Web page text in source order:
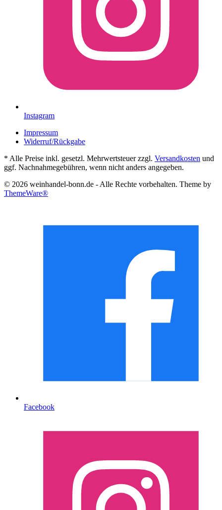
Instagram
Impressum
Widerruf/Rückgabe
* Alle Preise inkl. gesetzl. Mehrwertsteuer zzgl. Versandkosten und
ggf. Nachnahmegebühren, wenn nicht anders angegeben.
© 2026 weinhandel-bonn.de - Alle Rechte vorbehalten. Theme by
ThemeWare®
Facebook